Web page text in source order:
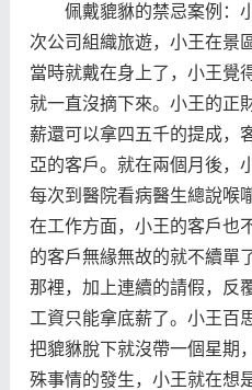
佩戴貔貅的禁忌案例：
次公司組織旅遊，小王在景
當時就戴在身上了，小王覺
就一直沒摘下來。小王的正
薪還可以拿四五千的提成，
亞的客戶。就在兩個月後，
每次到醫院看病醫生總說喉
在工作方面，小王的客戶也
的客戶無緣無故的就不續單
那裡，加上連續的請假，反
工資只能拿底薪了。小王百
把貔貅脫下就沒帶一個星期
殊事情的發生，小王就在想